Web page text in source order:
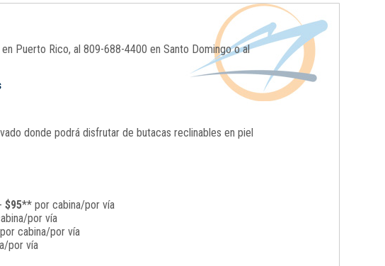
Puerto Rico, al 809-688-4400 en Santo Domingo o al
donde podrá disfrutar de butacas reclinables en piel
$95** por cabina/por vía
por vía
cabina/por vía
por vía